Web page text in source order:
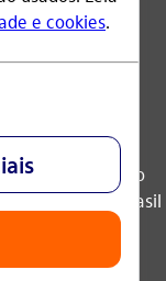
Torre Olavo
- São Paulo -
Conglomerado
Central do Brasil
operações nos